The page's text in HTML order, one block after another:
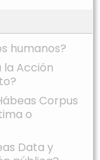
humanos?
Acción
Corpus
o
Data y